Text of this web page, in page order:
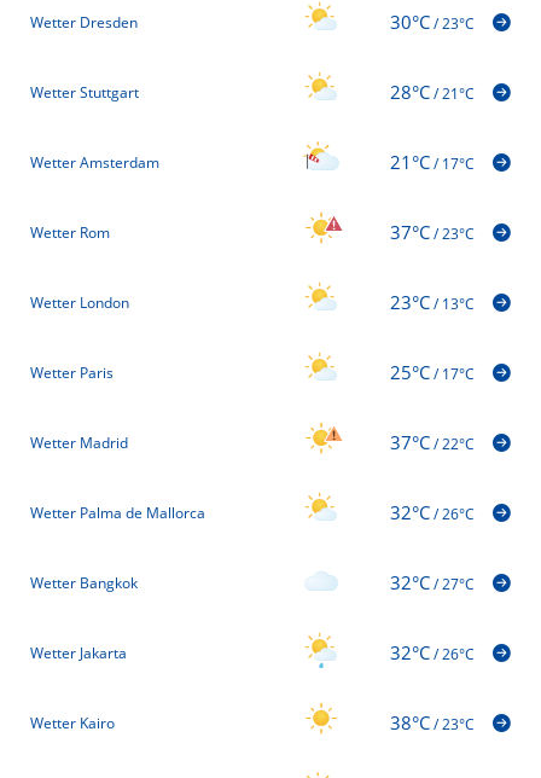
Wetter Dresden 30°C/23°C
Wetter Stuttgart 28°C/21°C
Wetter Amsterdam 21°C/17°C
Wetter Rom 37°C/23°C
Wetter London 23°C/13°C
Wetter Paris 25°C/17°C
Wetter Madrid 37°C/22°C
Wetter Palma de Mallorca 32°C/26°C
Wetter Bangkok 32°C/27°C
Wetter Jakarta 32°C/26°C
Wetter Kairo 38°C/23°C